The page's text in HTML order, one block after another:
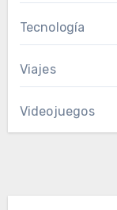
Tecnología
Viajes
Videojuegos